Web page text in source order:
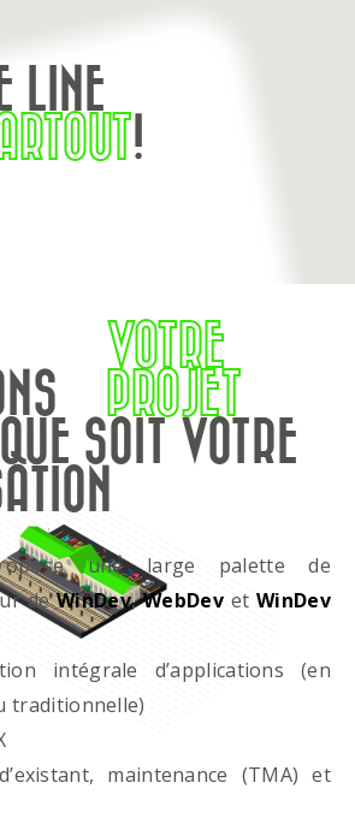
LINE
!
VOTRE
PROJET
SOIT VOTRE
une large palette de
deWinDev,WebDevet WinDev
d’applications (en
traditionnelle)
maintenance (TMA) et